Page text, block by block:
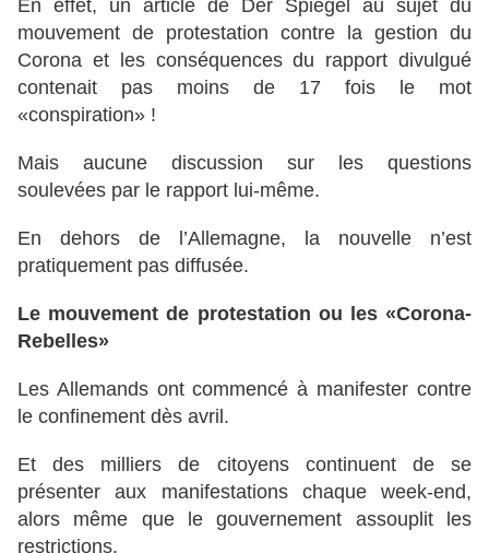
En effet, un article de Der Spiegel au sujet du
mouvement de protestation contre la gestion du
Corona et les conséquences du rapport divulgué
contenait pas moins de 17 fois le mot
«conspiration» !
Mais aucune discussion sur les questions
soulevées par le rapport lui-même.
En dehors de l’Allemagne, la nouvelle n’est
pratiquement pas diffusée.
Le mouvement de protestation ou les «Corona-
Rebelles»
Les Allemands ont commencé à manifester contre
le confinement dès avril.
Et des milliers de citoyens continuent de se
présenter aux manifestations chaque week-end,
alors même que le gouvernement assouplit les
restrictions.